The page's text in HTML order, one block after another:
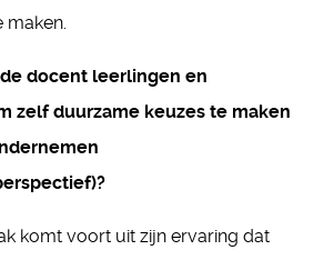
maken.
docent leerlingen en
zelf duurzame keuzes te maken
komt voort uit zijn ervaring dat